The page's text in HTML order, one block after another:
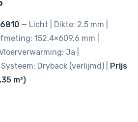
€ 37,95.
— Licht | Dikte: 2.5 mm |
152.4×609.6 mm |
Ja |
Dryback (verlijmd) |
Prijs
m²)